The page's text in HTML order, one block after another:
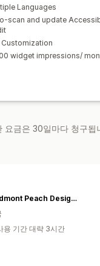
Languages
scan and update
Customization
widget impressions/
요금은 30일마다 청구됩
Piedmont Peach Designs
용 기간 대략 3시간